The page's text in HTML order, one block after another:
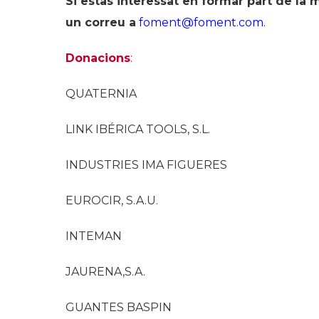
un correu a foment@foment.com.
Donacions:
QUATERNIA
LINK IBÉRICA TOOLS, S.L.
INDUSTRIES IMA FIGUERES
EUROCIR, S.A.U.
INTEMAN
JAURENA,S.A.
GUANTES BASPIN